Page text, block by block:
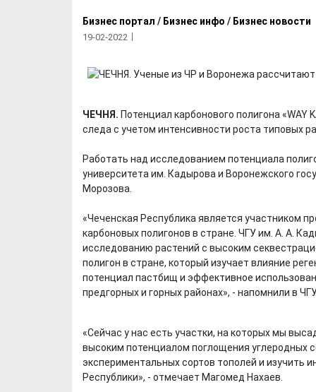
Бизнес портал / Бизнес инфо / Бизнес новости
19-02-2022
ЧЕЧНЯ. Потенциал карбонового полигона
следа с учетом интенсивности роста типовых
Работать над исследованием потенциала
университета им. Кадырова и Воронежского
Морозова.
«Чеченская Республика является участником
карбоновых полигонов в стране. ЧГУ им. А. А.
исследованию растений с высоким
полигон в стране, который изучает влияние
потенциал пастбищ и эффективное
предгорных и горных районах», - напомнили в
«Сейчас у нас есть участки, на которых мы
высоким потенциалом поглощения углеродных
экспериментальных сортов тополей и изучить
Республики», - отмечает Магомед Нахаев.